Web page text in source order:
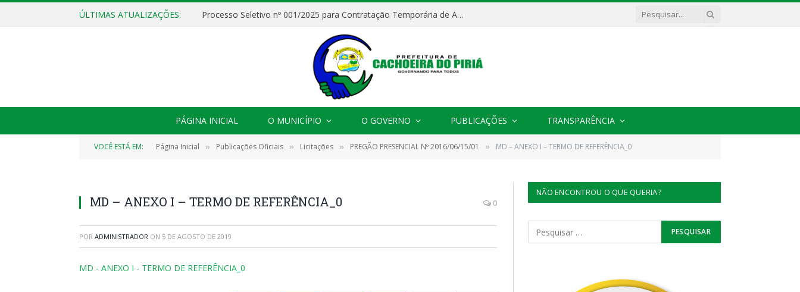
ÚLTIMAS ATUALIZAÇÕES: Processo Seletivo nº 001/2025 para Contratação Temporária de Agentes Comunitários de Saúde (ACS)
PÁGINA INICIAL O MUNICÍPIO O GOVERNO PUBLICAÇÕES TRANSPARÊNCIA
VOCÊ ESTÁ EM: Página Inicial » Publicações Oficiais » Licitações » PREGÃO PRESENCIAL Nº 2016/06/15/01 » MD – ANEXO I – TERMO DE REFERÊNCIA_0
MD – ANEXO I – TERMO DE REFERÊNCIA_0 0
POR ADMINISTRADOR ON 5 DE AGOSTO DE 2019
MD - ANEXO I - TERMO DE REFERÊNCIA_0
NÃO ENCONTROU O QUE QUERIA?